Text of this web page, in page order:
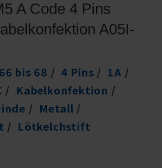
A Code 4 Pins
A05I-
bis 68 4 Pins
1A
Kabelkonfektion
Metall
Lötkelchstift